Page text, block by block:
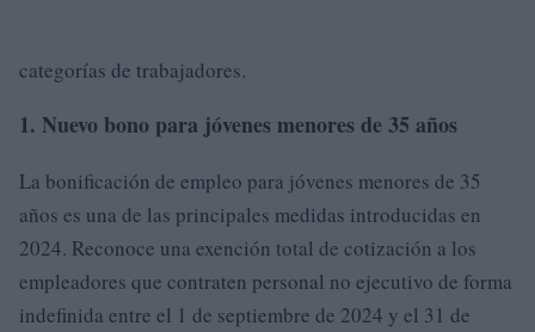
categorías de trabajadores.
1. Nuevo bono para jóvenes menores de 35 años
La bonificación de empleo para jóvenes menores de 35
años es una de las principales medidas introducidas en
2024. Reconoce una exención total de cotización a los
empleadores que contraten personal no ejecutivo de forma
indefinida entre el 1 de septiembre de 2024 y el 31 de